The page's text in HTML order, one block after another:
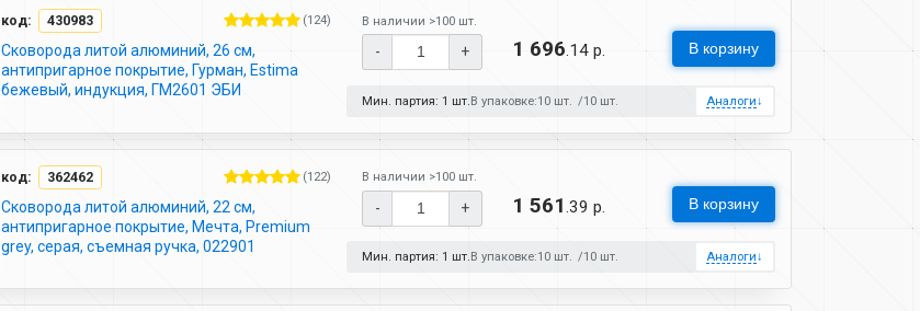
код: 430983 (124)
Сковорода литой алюминий, 26 см,
антипригарное покрытие, Гурман, Estima
бежевый, индукция, ГМ2601 ЭБИ
В наличии >100 шт.
- + 1 696.14 р. В корзину
Мин. партия: 1 шт. В упаковке:10 шт. 10 шт. Аналоги↓
код: 362462 (122)
Сковорода литой алюминий, 22 см,
антипригарное покрытие, Мечта, Premium
grey, серая, съемная ручка, 022901
В наличии >100 шт.
- + 1 561.39 р. В корзину
Мин. партия: 1 шт.В упаковке:10 шт. 10 шт. Аналоги↓